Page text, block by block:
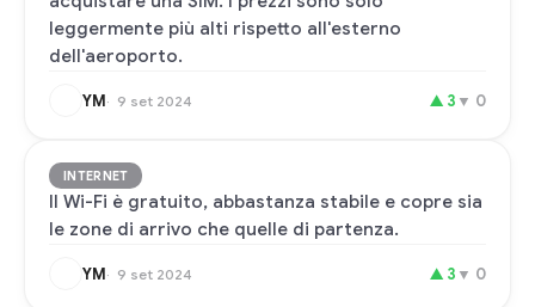
leggermente più alti rispetto all'esterno
dell'aeroporto.
YM 9 set 2024 ▲ 3 ▼ 0
INTERNET
Il Wi-Fi è gratuito, abbastanza stabile e copre sia
le zone di arrivo che quelle di partenza.
YM 9 set 2024 ▲ 3 ▼ 0